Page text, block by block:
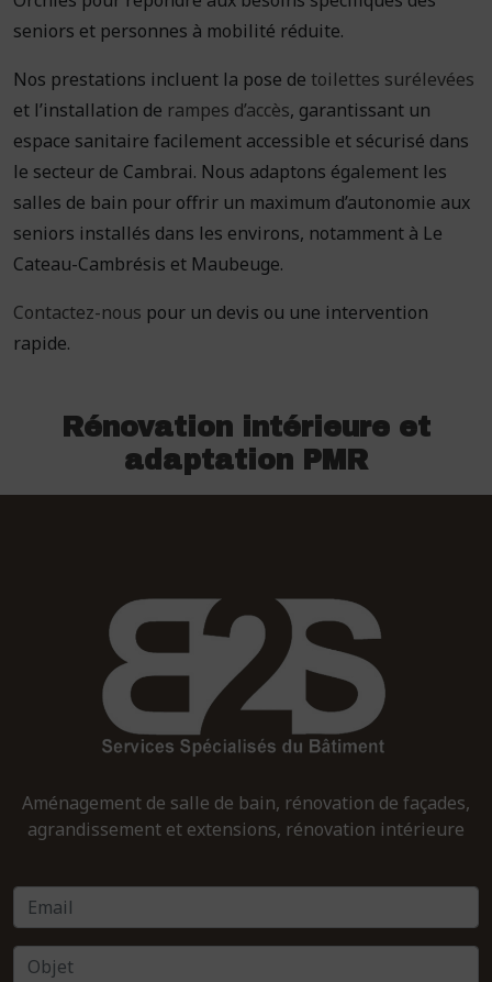
seniors et personnes à mobilité réduite.
Nos prestations incluent la pose de toilettes surélevées
et l’installation de rampes d’accès, garantissant un
espace sanitaire facilement accessible et sécurisé dans
le secteur de Cambrai. Nous adaptons également les
salles de bain pour offrir un maximum d’autonomie aux
seniors installés dans les environs, notamment à Le
Cateau-Cambrésis et Maubeuge.
Contactez-nous pour un devis ou une intervention
rapide.
Rénovation intérieure et
adaptation PMR
Aménagement de salle de bain, rénovation de façades,
agrandissement et extensions, rénovation intérieure